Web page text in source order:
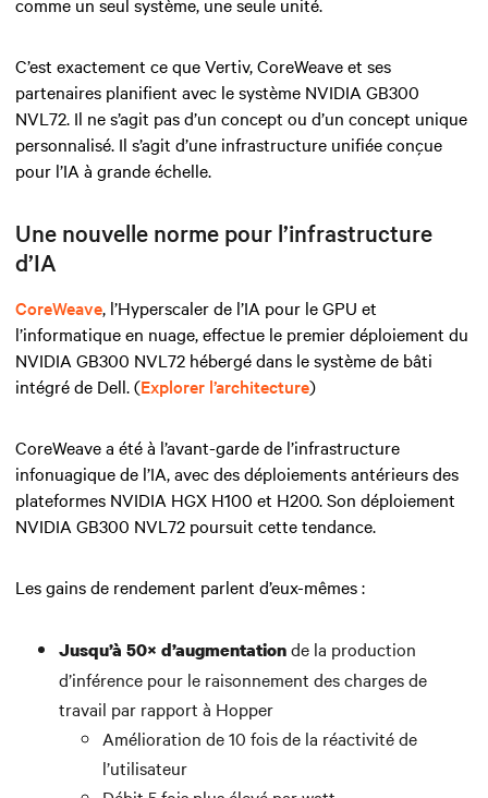
C’est exactement ce que Vertiv, CoreWeave et ses
partenaires planifient avec le système NVIDIA GB300
NVL72. Il ne s’agit pas d’un concept ou d’un concept unique
personnalisé. Il s’agit d’une infrastructure unifiée conçue
pour l’IA à grande échelle.
Une nouvelle norme pour l’infrastructure
d’IA
CoreWeave, l’Hyperscaler de l’IA pour le GPU et
l’informatique en nuage, effectue le premier déploiement du
NVIDIA GB300 NVL72 hébergé dans le système de bâti
intégré de Dell. (Explorer l’architecture)
CoreWeave a été à l’avant-garde de l’infrastructure
infonuagique de l’IA, avec des déploiements antérieurs des
plateformes NVIDIA HGX H100 et H200. Son déploiement
NVIDIA GB300 NVL72 poursuit cette tendance.
Les gains de rendement parlent d’eux-mêmes :
Jusqu’à 50× d’augmentationde la production
d’inférence pour le raisonnement des charges de
travail par rapport à Hopper
Amélioration de 10 fois de la réactivité de
l’utilisateur